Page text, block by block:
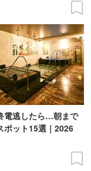
電逃したら…朝まで
ポット15選｜2026